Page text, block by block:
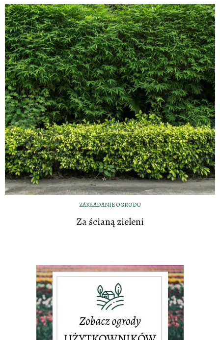
ZAKŁADANIE OGRODU
Za ścianą zieleni